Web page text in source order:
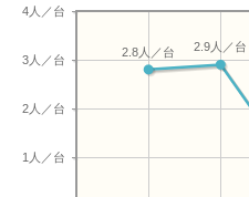
1人／台
2人／台
3人／台
4人／台
2.9人／台
2.8人／台